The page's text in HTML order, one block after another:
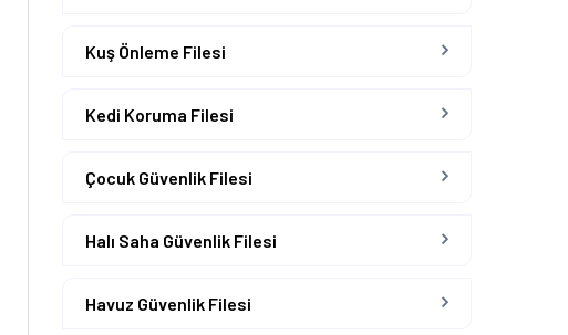
Kuş Önleme Filesi
Kedi Koruma Filesi
Çocuk Güvenlik Filesi
Halı Saha Güvenlik Filesi
Havuz Güvenlik Filesi